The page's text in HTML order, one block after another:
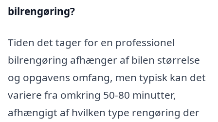
bilrengøring?
Tiden det tager for en professionel
bilrengøring afhænger af bilen størrelse
og opgavens omfang, men typisk kan det
variere fra omkring 50-80 minutter,
afhængigt af hvilken type rengøring der